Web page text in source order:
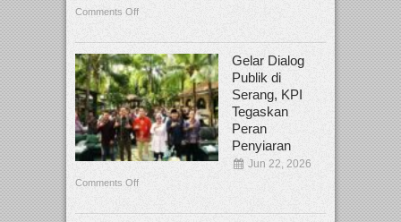
Comments Off
Gelar Dialog
Publik di
Serang, KPI
Tegaskan
Peran
Penyiaran
Jun 22, 2026
Comments Off